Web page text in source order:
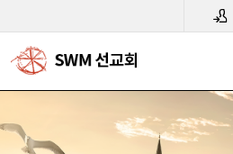
메뉴 건너뛰기